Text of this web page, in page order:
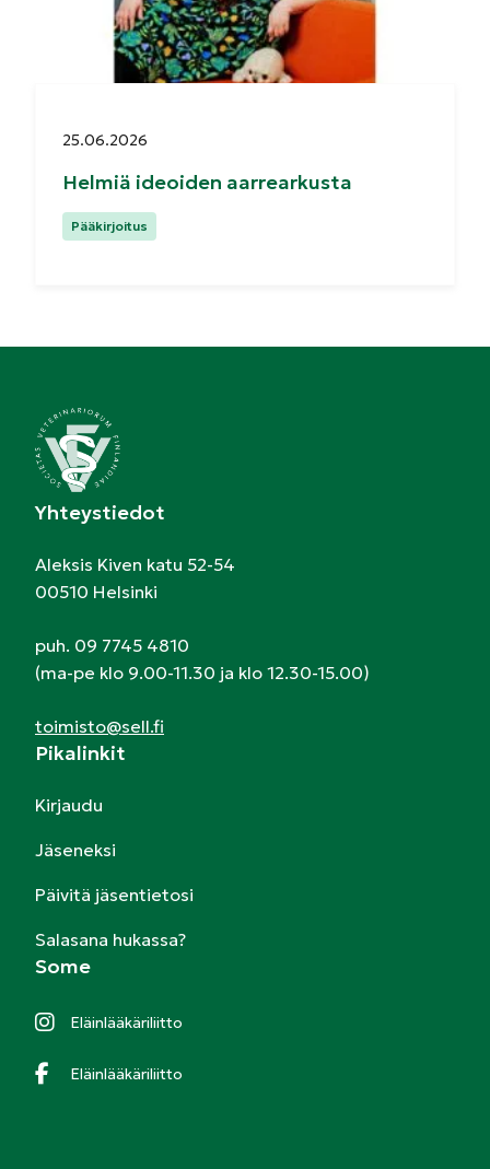
Helmiä ideoiden aarrearkusta
Julkaistu:
25.06.2026
Kategoriat:
Pääkirjoitus
Yhteystiedot
Aleksis Kiven katu 52-54
00510 Helsinki
puh. 09 7745 4810
(ma-pe klo 9.00-11.30 ja klo 12.30-15.00)
toimisto@sell.fi
Pikalinkit
Kirjaudu
Jäseneksi
Päivitä jäsentietosi
Salasana hukassa?
Some
Eläinlääkäriliitto
Eläinlääkäriliitto